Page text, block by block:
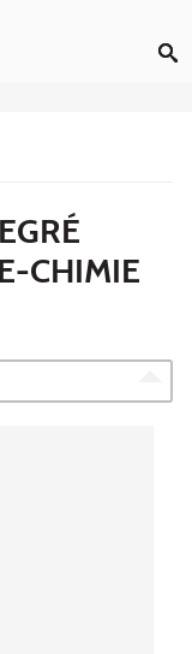
CHIMIE